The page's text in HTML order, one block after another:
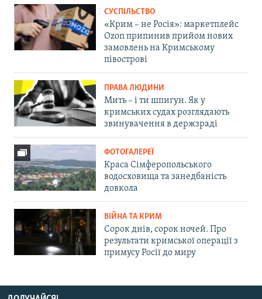
СУСПІЛЬСТВО
«Крим – не Росія»: маркетплейс
Ozon припинив прийом нових
замовлень на Кримському
півострові
ПРАВА ЛЮДИНИ
Мить – і ти шпигун. Як у
кримських судах розглядають
звинувачення в держзраді
ФОТОГАЛЕРЕЇ
Краса Сімферопольського
водосховища та занедбаність
довкола
ВІЙНА ТА КРИМ
Сорок днів, сорок ночей. Про
результати кримської операції з
примусу Росії до миру